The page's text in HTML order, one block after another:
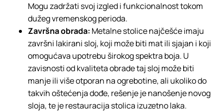
Mogu zadržati svoj izgled i funkcionalnost tokom
dužeg vremenskog perioda.
Završna obrada: Metalne stolice najčešće imaju
završni lakirani sloj, koji može biti mat ili sjajan i koji
omogućava upotrebu širokog spektra boja. U
zavisnosti od kvaliteta obrade taj sloj može biti
manje ili više otporan na ogrebotine, ali ukoliko do
takvih oštećenja dođe, rešenje je nanošenje novog
sloja, te je restauracija stolica izuzetno laka.